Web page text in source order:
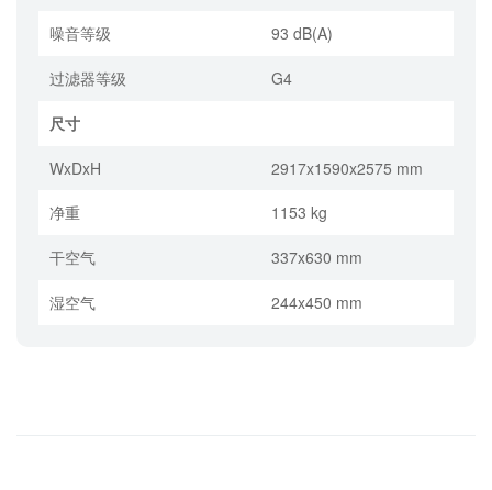
噪音等级 93 dB(A)
过滤器等级 G4
尺寸
WxDxH
2917x1590x2575 mm
净重
1153 kg
干空气 337x630 mm
湿空气 244x450 mm